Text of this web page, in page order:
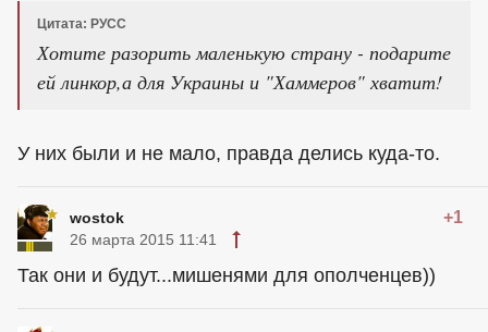
Цитата: РУСС
Хотите разорить маленькую страну - подарите
ей линкор,а для Украины и "Хаммеров" хватит!
У них были и не мало, правда делись куда-то.
wostok +1
26 марта 2015 11:41
Так они и будут...мишенями для ополченцев))